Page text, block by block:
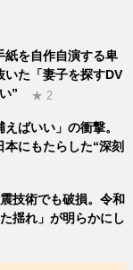
紙を自作自演する卑
いた「妻子を探すDV
”
★ 2
ばいい」の衝撃。
にもたらした“深刻
技術でも破損。令和
揺れ」が明らかにし